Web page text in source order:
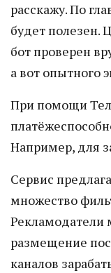
расскажу. По
будет полезен.
бот проверен
а вот опытного
При помощи
Например, для
Сервис
множество
Рекламодатели
размещение
каналов